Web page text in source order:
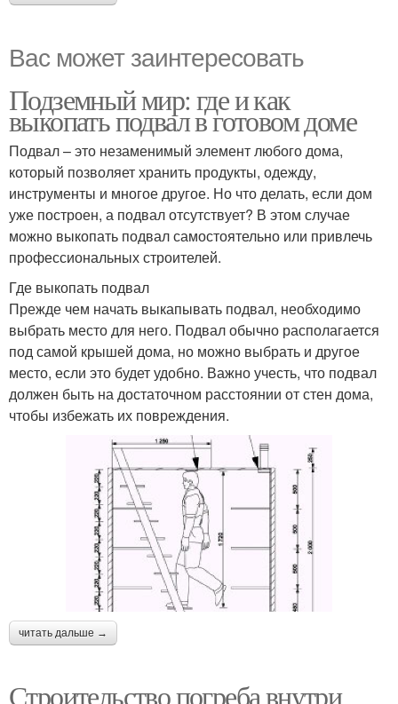
Вас может заинтересовать
Подземный мир: где и как
выкопать подвал в готовом доме
Подвал – это незаменимый элемент любого дома,
который позволяет хранить продукты, одежду,
инструменты и многое другое. Но что делать, если дом
уже построен, а подвал отсутствует? В этом случае
можно выкопать подвал самостоятельно или привлечь
профессиональных строителей.
Где выкопать подвал
Прежде чем начать выкапывать подвал, необходимо
выбрать место для него. Подвал обычно располагается
под самой крышей дома, но можно выбрать и другое
место, если это будет удобно. Важно учесть, что подвал
должен быть на достаточном расстоянии от стен дома,
чтобы избежать их повреждения.
читать дальше →
Строительство погреба внутри